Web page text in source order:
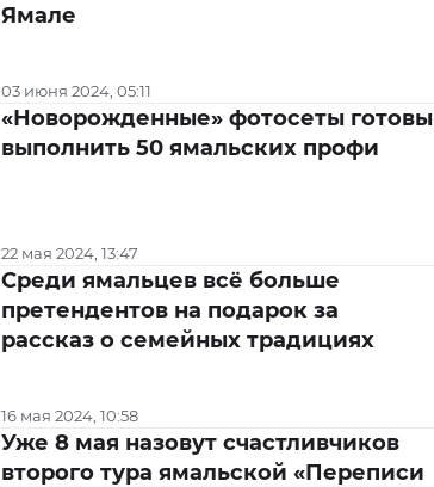
Ямале
03 июня 2024, 05:11
«Новорожденные» фотосеты готовы
выполнить 50 ямальских профи
22 мая 2024, 13:47
Среди ямальцев всё больше
претендентов на подарок за
рассказ о семейных традициях
16 мая 2024, 10:58
Уже 8 мая назовут счастливчиков
второго тура ямальской «Переписи